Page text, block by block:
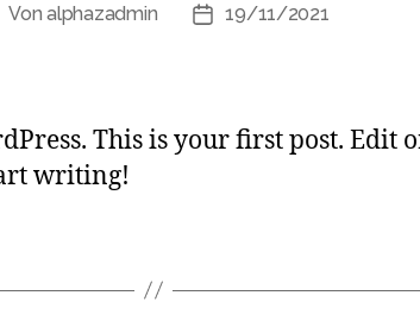
Vonalphazadmin 19/11/2021
This is your first post. Edit
writing!